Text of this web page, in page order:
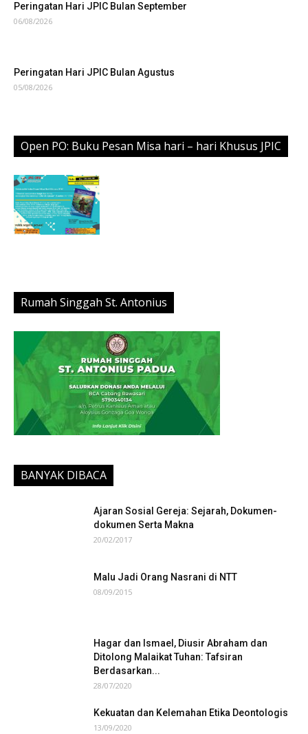
Peringatan Hari JPIC Bulan September
06/08/2026
Peringatan Hari JPIC Bulan Agustus
05/08/2026
Open PO: Buku Pesan Misa hari – hari Khusus JPIC
Rumah Singgah St. Antonius
BANYAK DIBACA
Ajaran Sosial Gereja: Sejarah, Dokumen-
dokumen Serta Makna
20/02/2017
Malu Jadi Orang Nasrani di NTT
08/09/2015
Hagar dan Ismael, Diusir Abraham dan
Ditolong Malaikat Tuhan: Tafsiran
Berdasarkan...
28/07/2020
Kekuatan dan Kelemahan Etika Deontologis
13/09/2020